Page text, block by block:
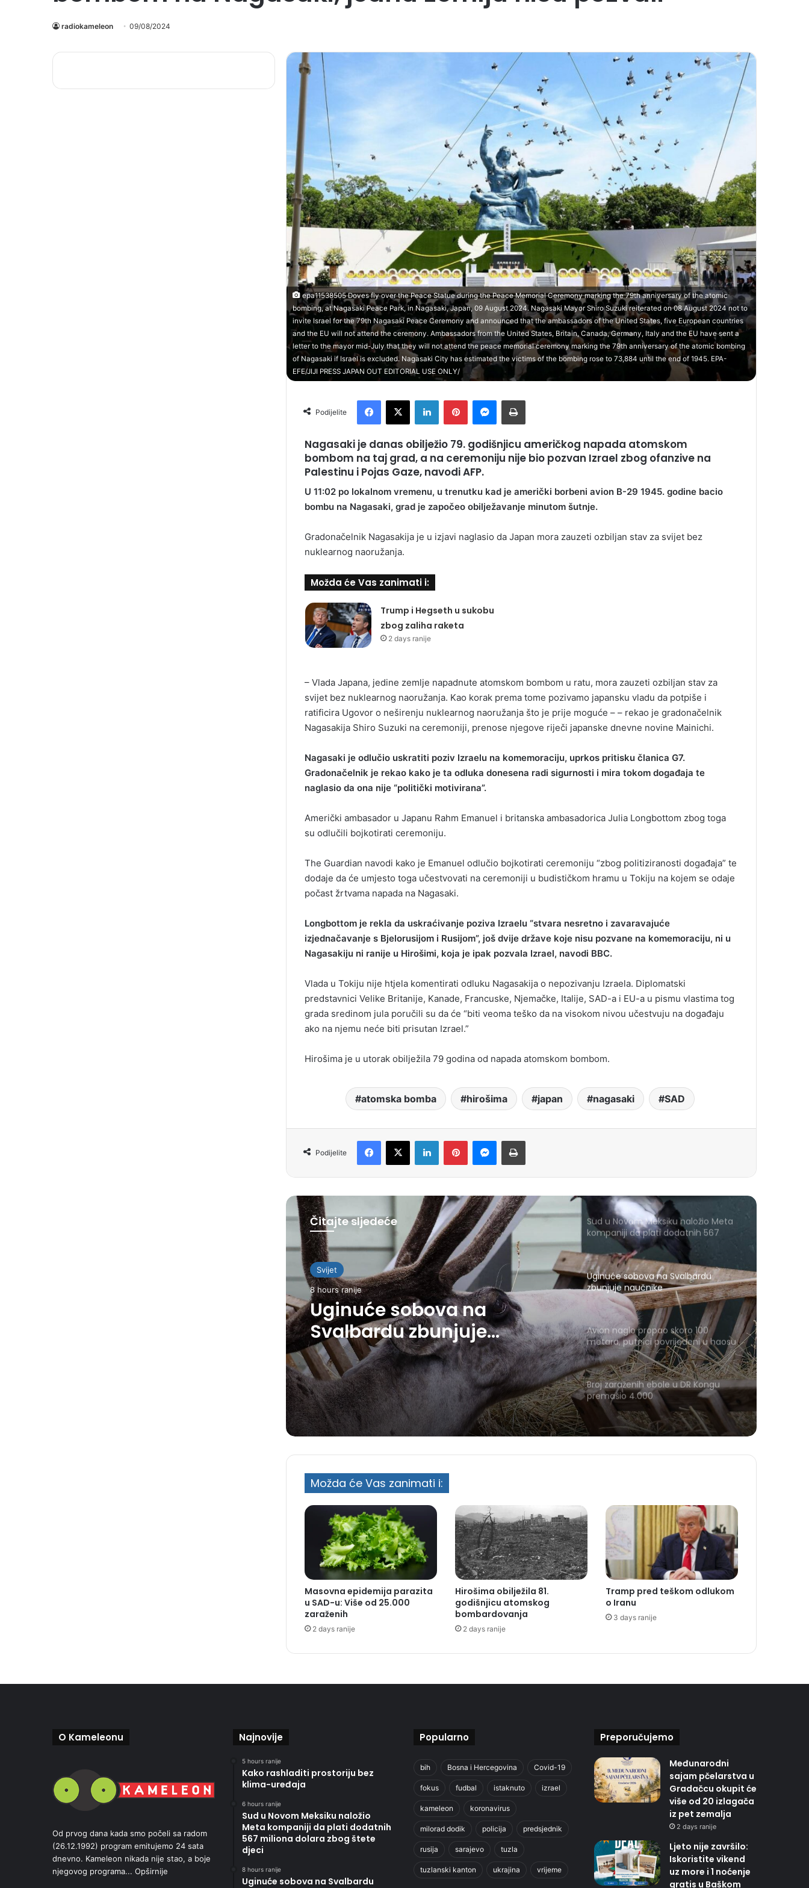
radiokameleon 09/08/2024
epa11538505 Doves fly over the Peace Statue during the Peace Memorial Ceremony marking the 79th anniversary of the atomic
bombing, at Nagasaki Peace Park, in Nagasaki, Japan, 09 August 2024. Nagasaki Mayor Shiro Suzuki reiterated on 08 August 2024 not to
invite Israel for the 79th Nagasaki Peace Ceremony and announced that the ambassadors of the United States, five European countries
and the EU will not attend the ceremony. Ambassadors from the United States, Britain, Canada, Germany, Italy and the EU have sent a
letter to the mayor mid-July that they will not attend the peace memorial ceremony marking the 79th anniversary of the atomic bombing
of Nagasaki if Israel is excluded. Nagasaki City has estimated the victims of the bombing rose to 73,884 until the end of 1945. EPA-
EFE/JIJI PRESS JAPAN OUT EDITORIAL USE ONLY/
Podijelite
Nagasaki je danas obilježio 79. godišnjicu američkog napada atomskom
bombom na taj grad, a na ceremoniju nije bio pozvan Izrael zbog ofanzive na
Palestinu i Pojas Gaze, navodi AFP.
U 11:02 po lokalnom vremenu, u trenutku kad je američki borbeni avion B-29 1945. godine bacio
bombu na Nagasaki, grad je započeo obilježavanje minutom šutnje.
Gradonačelnik Nagasakija je u izjavi naglasio da Japan mora zauzeti ozbiljan stav za svijet bez
nuklearnog naoružanja.
Možda će Vas zanimati i:
Trump i Hegseth u sukobu
zbog zaliha raketa
2 days ranije
– Vlada Japana, jedine zemlje napadnute atomskom bombom u ratu, mora zauzeti ozbiljan stav za
svijet bez nuklearnog naoružanja. Kao korak prema tome pozivamo japansku vladu da potpiše i
ratificira Ugovor o neširenju nuklearnog naoružanja što je prije moguće – – rekao je gradonačelnik
Nagasakija Shiro Suzuki na ceremoniji, prenose njegove riječi japanske dnevne novine Mainichi.
Nagasaki je odlučio uskratiti poziv Izraelu na komemoraciju, uprkos pritisku članica G7.
Gradonačelnik je rekao kako je ta odluka donesena radi sigurnosti i mira tokom događaja te
naglasio da ona nije “politički motivirana”.
Američki ambasador u Japanu Rahm Emanuel i britanska ambasadorica Julia Longbottom zbog toga
su odlučili bojkotirati ceremoniju.
The Guardian navodi kako je Emanuel odlučio bojkotirati ceremoniju “zbog politiziranosti događaja” te
dodaje da će umjesto toga učestvovati na ceremoniji u budističkom hramu u Tokiju na kojem se odaje
počast žrtvama napada na Nagasaki.
Longbottom je rekla da uskraćivanje poziva Izraelu “stvara nesretno i zavaravajuće
izjednačavanje s Bjelorusijom i Rusijom”, još dvije države koje nisu pozvane na komemoraciju, ni u
Nagasakiju ni ranije u Hirošimi, koja je ipak pozvala Izrael, navodi BBC.
Vlada u Tokiju nije htjela komentirati odluku Nagasakija o nepozivanju Izraela. Diplomatski
predstavnici Velike Britanije, Kanade, Francuske, Njemačke, Italije, SAD-a i EU-a u pismu vlastima tog
grada sredinom jula poručili su da će “biti veoma teško da na visokom nivou učestvuju na događaju
ako na njemu neće biti prisutan Izrael.”
Hirošima je u utorak obilježila 79 godina od napada atomskom bombom.
atomska bomba hirošima japan nagasaki SAD
Podijelite
Čitajte sljedeće
Svijet
8 hours ranije
Uginuće sobova na
Svalbardu zbunjuje
naučnike
Sud u Novom Meksiku naložio Meta
kompaniji da plati dodatnih 567
miliona dolara zbog štete djeci
Uginuće sobova na Svalbardu
zbunjuje naučnike
Avion naglo propao skoro 100
metara, putnici povrijeđeni u haosu
Broj zaraženih ebole u DR Kongu
premašio 4.000
Možda će Vas zanimati i:
Masovna epidemija parazita
u SAD-u: Više od 25.000
zaraženih
2 days ranije
Hirošima obilježila 81.
godišnjicu atomskog
bombardovanja
2 days ranije
Tramp pred teškom odlukom
o Iranu
3 days ranije
O Kameleonu
Od prvog dana kada smo počeli sa radom
(26.12.1992) program emitujemo 24 sata
dnevno. Kameleon nikada nije stao, a boje
njegovog programa... Opširnije
Najnovije
5 hours ranije
Kako rashladiti prostoriju bez
klima-uređaja
6 hours ranije
Sud u Novom Meksiku naložio
Meta kompaniji da plati dodatnih
567 miliona dolara zbog štete
djeci
8 hours ranije
Uginuće sobova na Svalbardu
Popularno
bih Bosna i Hercegovina Covid-19
fokus fudbal istaknuto izrael
kameleon koronavirus
milorad dodik policija predsjednik
rusija sarajevo tuzla
tuzlanski kanton ukrajina vrijeme
Preporučujemo
Međunarodni
sajam pčelarstva u
Gradačcu okupit će
više od 20 izlagača
iz pet zemalja
2 days ranije
Ljeto nije završilo:
Iskoristite vikend
uz more i 1 noćenje
gratis u Baškom